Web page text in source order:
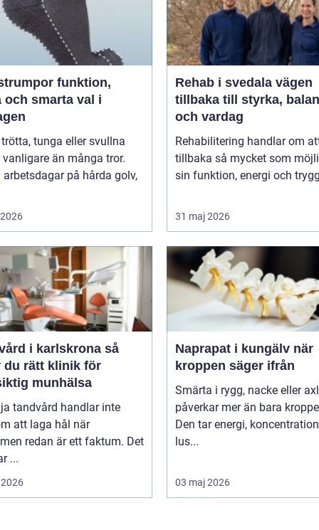
funktion,
och smarta val i
tunga eller svullna
vanligare än många tror.
arbetsdagar på hårda golv,
Rehab i svedala vägen
tillbaka till styrka,
och vardag
Rehabilitering handlar om
tillbaka så mycket som
sin funktion, energi och
31 maj 2026
i karlskrona så
du rätt klinik för
munhälsa
tandvård handlar inte
att laga hål när
redan är ett faktum. Det
...
Naprapat i kungälv när
kroppen säger ifrån
Smärta i rygg, nacke eller
påverkar mer än bara
Den tar energi,
lus...
03 maj 2026